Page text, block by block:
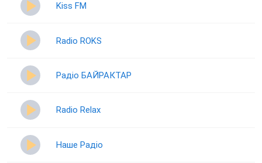
Kiss FM
Radio ROKS
Радіо БАЙРАКТАР
Radio Relax
Наше Радіо